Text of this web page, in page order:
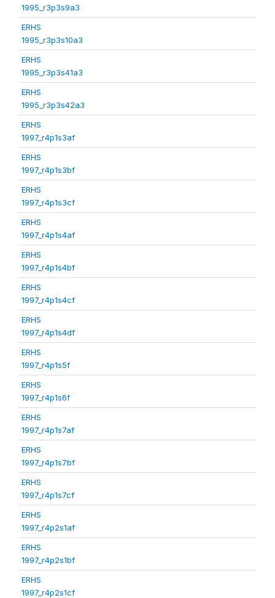
1995_r3p3s9a3
ERHS
1995_r3p3s10a3
ERHS
1995_r3p3s41a3
ERHS
1995_r3p3s42a3
ERHS
1997_r4p1s3af
ERHS
1997_r4p1s3bf
ERHS
1997_r4p1s3cf
ERHS
1997_r4p1s4af
ERHS
1997_r4p1s4bf
ERHS
1997_r4p1s4cf
ERHS
1997_r4p1s4df
ERHS
1997_r4p1s5f
ERHS
1997_r4p1s6f
ERHS
1997_r4p1s7af
ERHS
1997_r4p1s7bf
ERHS
1997_r4p1s7cf
ERHS
1997_r4p2s1af
ERHS
1997_r4p2s1bf
ERHS
1997_r4p2s1cf